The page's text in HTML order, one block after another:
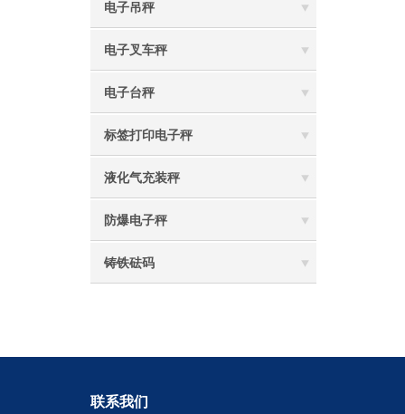
电子吊秤
电子叉车秤
电子台秤
标签打印电子秤
液化气充装秤
防爆电子秤
铸铁砝码
联系我们